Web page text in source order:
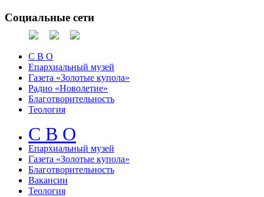
Социальные сети
С В О
Епархиальный музей
Газета «Золотые купола»
Радио «Новолетие»
Благотворительность
Теология
С В О
Епархиальный музeй
Газета «Золотые купола»
Благотворительность
Вакансии
Теология